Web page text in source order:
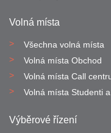
Volná místa
Všechna volná místa
Volná místa Obchod
Volná místa Call
Volná místa Studenti
Výběrové řízení